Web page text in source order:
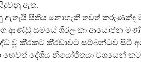
ඇත.
ඇතැයි සිතිය නොහැකි තවත් කරුණක්ද
ආණ්ඩු සමයේ ශී‍්‍රලංකා ආයෝජන
වූ කි‍්‍රකට් කී‍්‍රඩාවට සම්බන්ධව සිටී
හෙවත් දේශීය නියෝජිතයා වශයෙන්